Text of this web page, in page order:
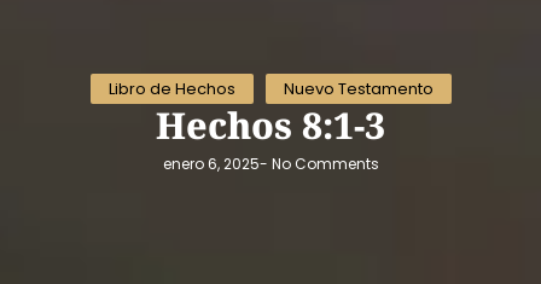
Libro de Hechos Nuevo Testamento
Hechos 8:1-3
enero 6, 2025- No Comments